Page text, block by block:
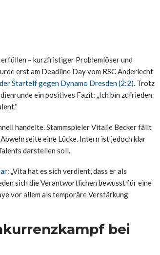
erfüllen – kurzfristiger Problemlöser und
erst am Deadline Day vom RSC Anderlecht
Startelf gegen Dynamo Dresden (2:2). Trotz
ein positives Fazit: „Ich bin zufrieden.
handelte. Stammspieler Vitalie Becker fällt
eine Lücke. Intern ist jedoch klar
darstellen soll.
„Vita hat es sich verdient, dass er als
sich die Verantwortlichen bewusst für eine
vor allem als temporäre Verstärkung
bei